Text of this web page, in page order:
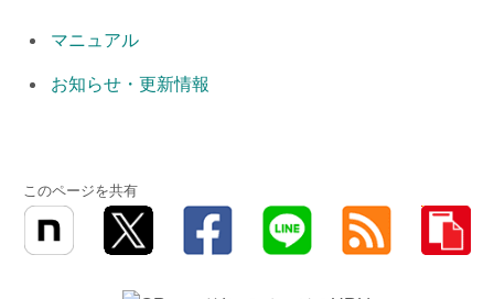
マニュアル
お知らせ・更新情報
このページを共有